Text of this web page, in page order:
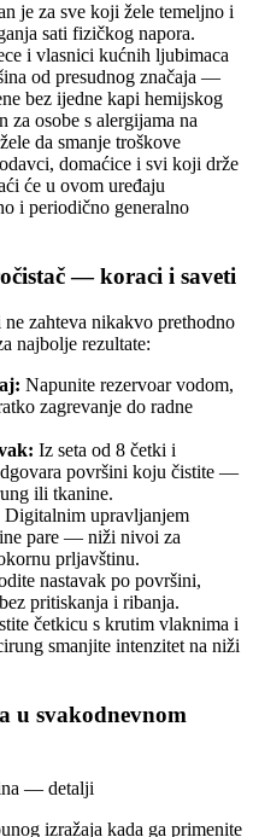
je za sve koji žele temeljno i
sati fizičkog napora.
i vlasnici kućnih ljubimaca
od presudnog značaja —
bez ijedne kapi hemijskog
za osobe s alergijama na
da smanje troškove
domaćice i svi koji drže
će u ovom uređaju
i periodično generalno
— koraci i saveti
zahteva nikakvo prethodno
najbolje rezultate:
Napunite rezervoar vodom,
zagrevanje do radne
Iz seta od 8 četki i
površini koju čistite —
ili tkanine.
Digitalnim upravljanjem
pare — niži nivoi za
prljavštinu.
nastavak po površini,
pritiskanja i ribanja.
četkicu s krutim vlaknima i
smanjite intenzitet na niži
u svakodnevnom
izražaja kada ga primenite